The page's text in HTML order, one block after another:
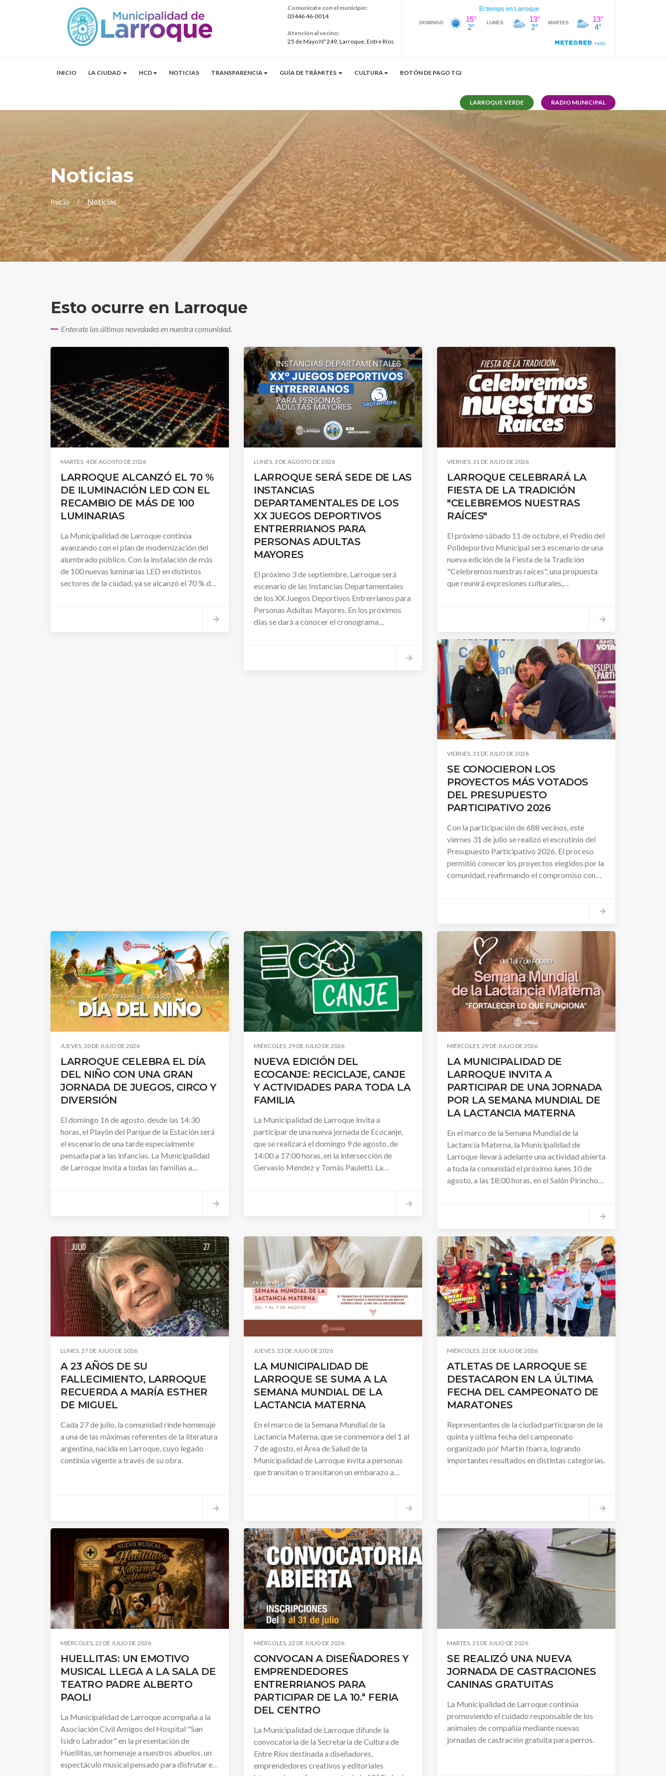
Comunicate con el municipio:
03446 46-0014
Atención al vecino:
25 de Mayo Nº 249, Larroque, Entre Ríos
INICIO LA CIUDAD HCD NOTICIAS TRANSPARENCIA GUÍA DE TRÁMITES CULTURA BOTÓN DE PAGO TGI
LARROQUE VERDE RADIO MUNICIPAL
Noticias
Inicio Noticias
Esto ocurre en Larroque
Enterate las últimas novedades en nuestra comunidad.
MARTES, 4 DE AGOSTO DE 2026
LARROQUE ALCANZÓ EL 70 %
DE ILUMINACIÓN LED CON EL
RECAMBIO DE MÁS DE 100
LUMINARIAS
La Municipalidad de Larroque continúa
avanzando con el plan de modernización del
alumbrado público. Con la instalación de más
de 100 nuevas luminarias LED en distintos
sectores de la ciudad, ya se alcanzó el 70 % de
LUNES, 3 DE AGOSTO DE 2026
LARROQUE SERÁ SEDE DE LAS
INSTANCIAS
DEPARTAMENTALES DE LOS
XX JUEGOS DEPORTIVOS
ENTRERRIANOS PARA
PERSONAS ADULTAS
MAYORES
El próximo 3 de septiembre, Larroque será
escenario de las Instancias Departamentales
de los XX Juegos Deportivos Entrerrianos para
Personas Adultas Mayores. En los próximos
días se dará a conocer el cronograma
VIERNES, 31 DE JULIO DE 2026
LARROQUE CELEBRARÁ LA
FIESTA DE LA TRADICIÓN
"CELEBREMOS NUESTRAS
RAÍCES"
El próximo sábado 11 de octubre, el Predio del
Polideportivo Municipal será escenario de una
nueva edición de la Fiesta de la Tradición
"Celebremos nuestras raíces", una propuesta
que reunirá expresiones culturales,
VIERNES, 31 DE JULIO DE 2026
SE CONOCIERON LOS
PROYECTOS MÁS VOTADOS
DEL PRESUPUESTO
PARTICIPATIVO 2026
Con la participación de 688 vecinos, este
viernes 31 de julio se realizó el escrutinio del
Presupuesto Participativo 2026. El proceso
permitió conocer los proyectos elegidos por la
comunidad, reafirmando el compromiso con
JUEVES, 30 DE JULIO DE 2026
LARROQUE CELEBRA EL DÍA
DEL NIÑO CON UNA GRAN
JORNADA DE JUEGOS, CIRCO Y
DIVERSIÓN
El domingo 16 de agosto, desde las 14:30
horas, el Playón del Parque de la Estación será
el escenario de una tarde especialmente
pensada para las infancias. La Municipalidad
de Larroque invita a todas las familias a
MIÉRCOLES, 29 DE JULIO DE 2026
NUEVA EDICIÓN DEL
ECOCANJE: RECICLAJE, CANJE
Y ACTIVIDADES PARA TODA LA
FAMILIA
La Municipalidad de Larroque invita a
participar de una nueva jornada de Ecocanje,
que se realizará el domingo 9 de agosto, de
14:00 a 17:00 horas, en la intersección de
Gervasio Méndez y Tomás Pauletti. La
MIÉRCOLES, 29 DE JULIO DE 2026
LA MUNICIPALIDAD DE
LARROQUE INVITA A
PARTICIPAR DE UNA JORNADA
POR LA SEMANA MUNDIAL DE
LA LACTANCIA MATERNA
En el marco de la Semana Mundial de la
Lactancia Materna, la Municipalidad de
Larroque llevará adelante una actividad abierta
a toda la comunidad el próximo lunes 10 de
agosto, a las 18:00 horas, en el Salón Pirincho
LUNES, 27 DE JULIO DE 2026
A 23 AÑOS DE SU
FALLECIMIENTO, LARROQUE
RECUERDA A MARÍA ESTHER
DE MIGUEL
Cada 27 de julio, la comunidad rinde homenaje
a una de las máximas referentes de la literatura
argentina, nacida en Larroque, cuyo legado
continúa vigente a través de su obra.
JUEVES, 23 DE JULIO DE 2026
LA MUNICIPALIDAD DE
LARROQUE SE SUMA A LA
SEMANA MUNDIAL DE LA
LACTANCIA MATERNA
En el marco de la Semana Mundial de la
Lactancia Materna, que se conmemora del 1 al
7 de agosto, el Área de Salud de la
Municipalidad de Larroque invita a personas
que transitan o transitaron un embarazo a
MIÉRCOLES, 22 DE JULIO DE 2026
ATLETAS DE LARROQUE SE
DESTACARON EN LA ÚLTIMA
FECHA DEL CAMPEONATO DE
MARATONES
Representantes de la ciudad participaron de la
quinta y última fecha del campeonato
organizado por Martín Ibarra, logrando
importantes resultados en distintas categorías.
MIÉRCOLES, 22 DE JULIO DE 2026
HUELLITAS: UN EMOTIVO
MUSICAL LLEGA A LA SALA DE
TEATRO PADRE ALBERTO
PAOLI
La Municipalidad de Larroque acompaña a la
Asociación Civil Amigos del Hospital "San
Isidro Labrador" en la presentación de
Huellitas, un homenaje a nuestros abuelos, un
espectáculo musical pensado para disfrutar en
MIÉRCOLES, 22 DE JULIO DE 2026
CONVOCAN A DISEÑADORES Y
EMPRENDEDORES
ENTRERRIANOS PARA
PARTICIPAR DE LA 10.ª FERIA
DEL CENTRO
La Municipalidad de Larroque difunde la
convocatoria de la Secretaría de Cultura de
Entre Ríos destinada a diseñadores,
emprendedores creativos y editoriales
MARTES, 21 DE JULIO DE 2026
SE REALIZÓ UNA NUEVA
JORNADA DE CASTRACIONES
CANINAS GRATUITAS
La Municipalidad de Larroque continúa
promoviendo el cuidado responsable de los
animales de compañía mediante nuevas
jornadas de castración gratuita para perros.